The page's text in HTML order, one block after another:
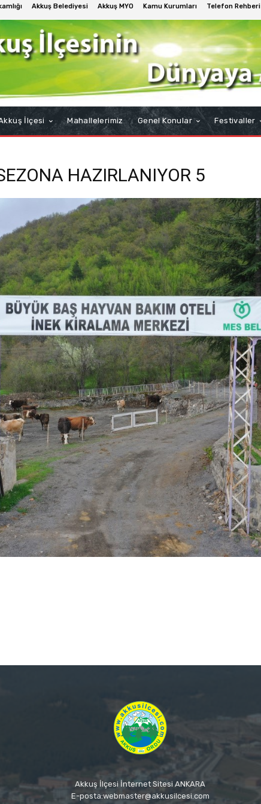
Akkuş Belediyesi Akkuş MYO Kamu Kurumları
Telefon Rehberi
İlçesi Mahallelerimiz Genel Konular Festivaller
HAZIRLANIYOR 5
Akkuş İlçesi İnternet Sitesi ANKARA
E-posta:webmaster@akkusilcesi.com